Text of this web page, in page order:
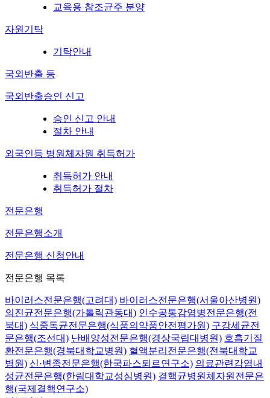
교육용 참조균주 분양
자원기탁
기탁안내
국외반출 등
국외반출승인 신고
승인 신고 안내
절차 안내
외국인등 병원체자원 취득허가
취득허가 안내
취득허가 절차
전문은행
전문은행소개
전문은행 신청안내
전문은행 목록
바이러스전문은행(고려대) 바이러스전문은행(서울아산병원)
의진균전문은행(가톨릭관동대) 인수공통감염병전문은행(전
북대) 식중독균전문은행(식품의약품안전평가원) 구강세균전
문은행(조선대) 난배양성전문은행(경상국립대병원) 호흡기질
환전문은행(경북대학교병원) 혈액분리전문은행(전북대학교
병원) 신·변종전문은행(한국파스퇴르연구소) 의료관련감염내
성균전문은행(한림대학교성심병원) 결핵균병원체자원전문은
행(국제결핵연구소)